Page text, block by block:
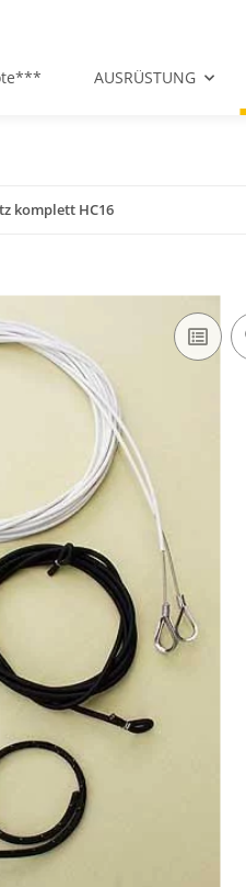
AUSRÜSTUNG
komplett HC16